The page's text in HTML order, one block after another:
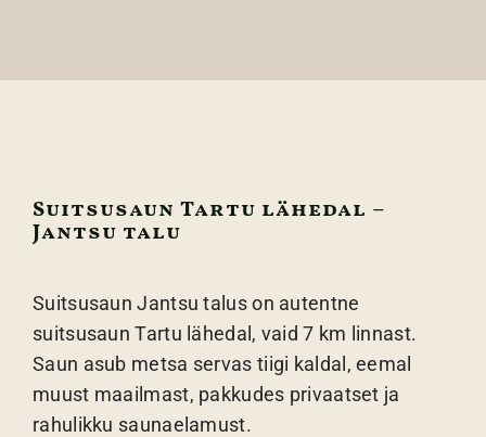
Suitsusaun Tartu lähedal –
Jantsu talu
Suitsusaun Jantsu talus on autentne
suitsusaun Tartu lähedal, vaid 7 km linnast.
Saun asub metsa servas tiigi kaldal, eemal
muust maailmast, pakkudes privaatset ja
rahulikku saunaelamust.